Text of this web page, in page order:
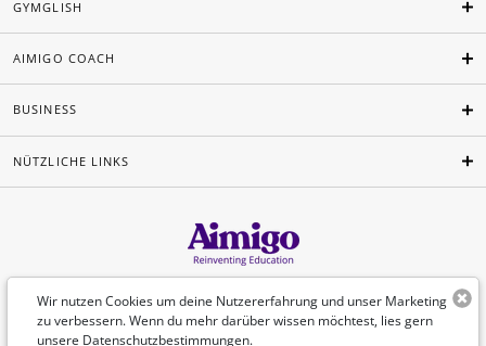
Wir nutzen Cookies um deine Nutzererfahrung und unser Marketing
zu verbessern. Wenn du mehr darüber wissen möchtest, lies gern
unsere Datenschutzbestimmungen.
GYMGLISH
AIMIGO COACH
BUSINESS
NÜTZLICHE LINKS
Deutsch